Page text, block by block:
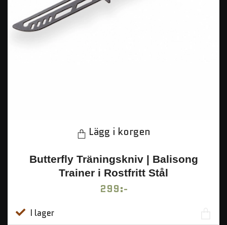
Lägg i korgen
Butterfly Träningskniv | Balisong
Trainer i Rostfritt Stål
299:-
I lager